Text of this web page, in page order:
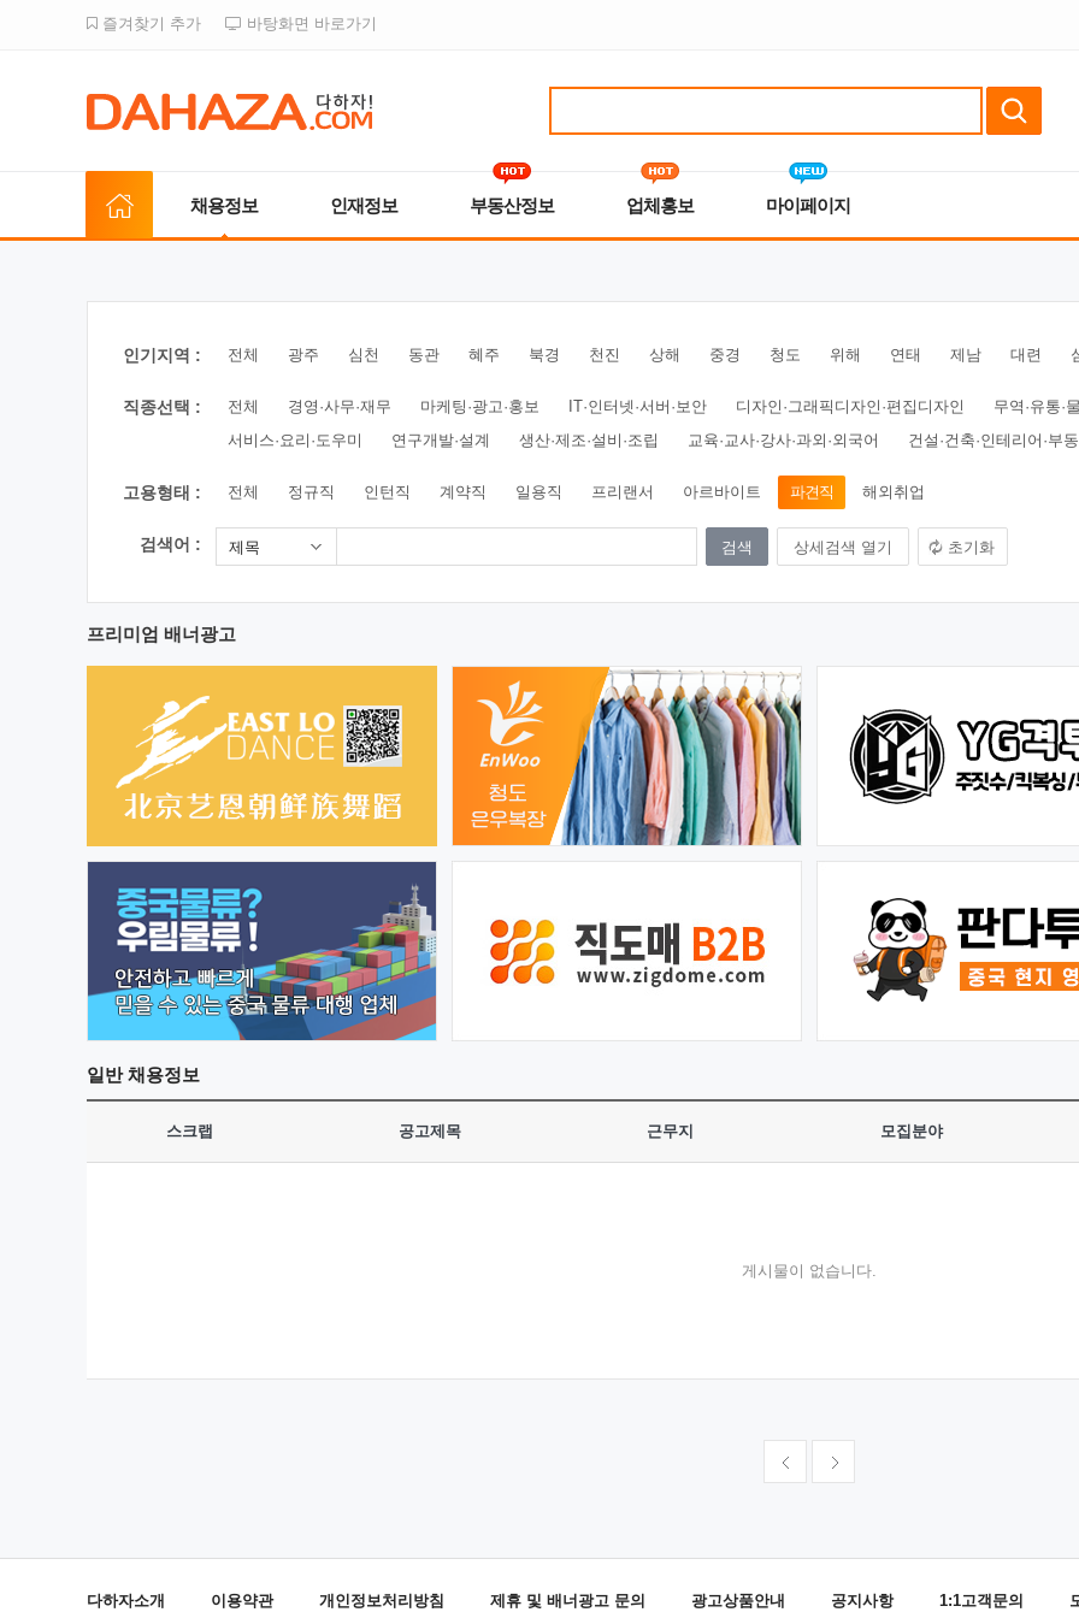
즐겨찾기 추가 바탕화면 바로가기
채용정보 인재정보 부동산정보 업체홍보 마이페이지
인기지역 : 전체 광주 심천 동관 혜주 북경 천진 상해 중경 청도 위해 연태 제남 대련
직종선택 : 전체 경영·사무·재무 마케팅·광고·홍보 IT·인터넷·서버·보안 디자인·그래픽디자인·편집디자인
무역·유통·
서비스·요리·도우미
연구개발·설계 생산·제조·설비·조립 교육·교사·강사·과외·외국어 건설·건축·인테리어·부
고용형태 : 전체 정규직 인턴직 계약직 일용직 프리랜서 아르바이트 파견직 해외취업
검색어 : 제목 상세검색 열기 초기화
프리미엄 배너광고
일반채용정보
스크랩 공고제목 근무지 모집분야
게시물이 없습니다.
다하자소개 이용약관 개인정보처리방침 제휴 및 배너광고 문의 광고상품안내 공지사항 1:1고객문의